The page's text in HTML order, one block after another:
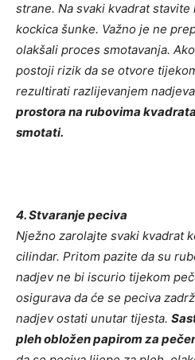
strane. Na svaki kvadrat
kockica šunke. Važno je ne
olakšali proces smotavanja.
postoji rizik da se otvore
rezultirati razlijevanjem
prostora na rubovima
smotati.
4. Stvaranje peciva
Nježno zarolajte svaki kvadrat
cilindar. Pritom pazite da su
nadjev ne bi iscurio tijekom
osigurava da će se peciva
nadjev ostati unutar tijesta.
pleh obložen papirom za